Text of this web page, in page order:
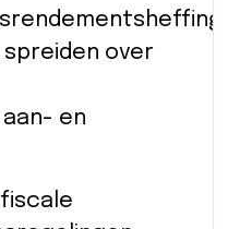
spreiden over
aan- en